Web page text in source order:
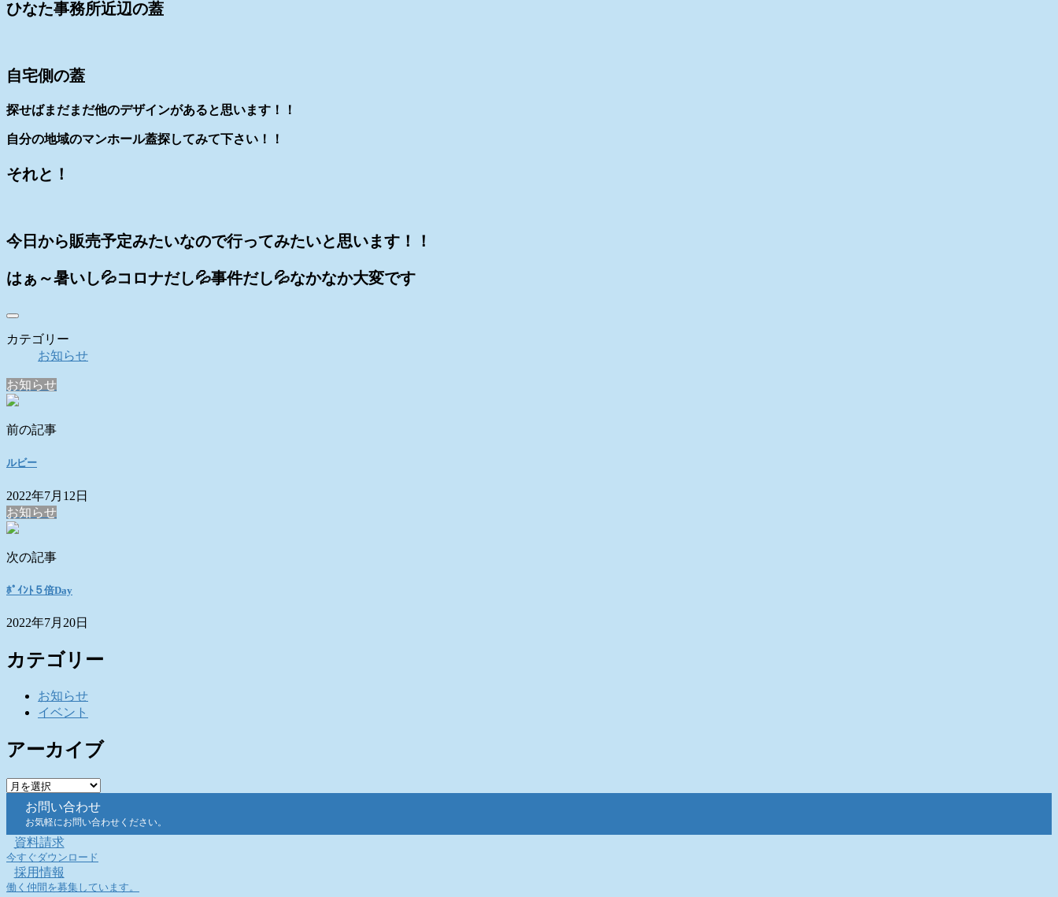
ひなた事務所近辺の蓋
自宅側の蓋
探せばまだまだ他のデザインがあると思います！！
自分の地域のマンホール蓋探してみて下さい！！
それと！
今日から販売予定みたいなので行ってみたいと思います！！
はぁ～暑いし💦コロナだし💦事件だし💦なかなか大変です
カテゴリー
お知らせ
お知らせ
前の記事
ルビー
2022年7月12日
お知らせ
次の記事
ﾎﾟｲﾝﾄ５倍Day
2022年7月20日
カテゴリー
お知らせ
イベント
アーカイブ
ア
イ
ブ
お問い合わせ
お気軽にお問い合わせください。
資料請求
今すぐダウンロード
採用情報
働く仲間を募集しています。